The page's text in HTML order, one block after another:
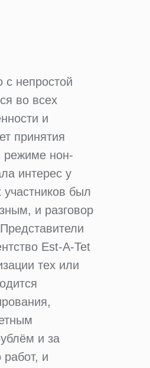
с непростой
во всех
и
принятия
режиме нон-
интерес у
был
и разговор
Est-A-Tet
тех или
и за
работ, и